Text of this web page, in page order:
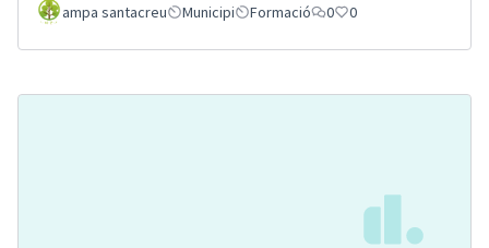
ampa santacreu Municipi Formació 0 0